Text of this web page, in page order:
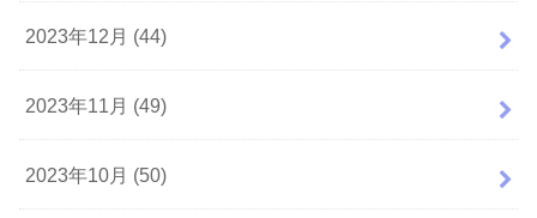
2023年12月 (44)
2023年11月 (49)
2023年10月 (50)